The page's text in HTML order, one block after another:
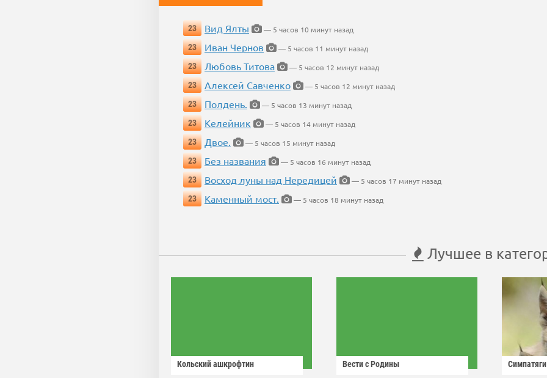
23 Вид Ялты
— 5 часов 10 минут назад
23
Иван Чернов
— 5 часов 11 минут назад
23
Любовь Титова
— 5 часов 12 минут назад
23
Алексей Савченко
— 5 часов 12 минут назад
23
Полдень.
— 5 часов 13 минут назад
23
Келейник
— 5 часов 14 минут назад
23
Двое.
— 5 часов 15 минут назад
23
Без названия
— 5 часов 16 минут назад
23
Восход луны над Нередицей
— 5 часов 17 минут назад
23
Каменный мост. — 5 часов 18 минут назад
Лучшее в
Кольский ашкрофтин Вести с Родины Симпатяги